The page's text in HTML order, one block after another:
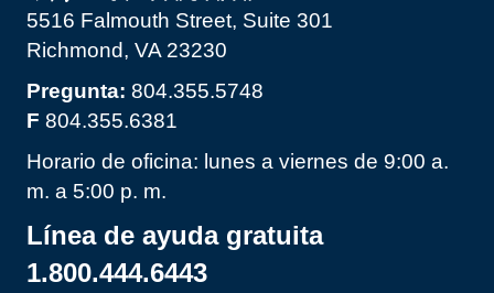
5516 Falmouth Street, Suite 301
Richmond, VA 23230
Pregunta: 804.355.5748
F 804.355.6381
Horario de oficina: lunes a viernes de 9:00 a.
m. a 5:00 p. m.
Línea de ayuda gratuita
1.800.444.6443